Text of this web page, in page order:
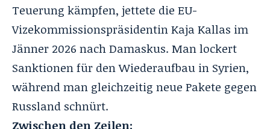
Teuerung kämpfen, jettete die EU-
Vizekommissionspräsidentin Kaja Kallas im
Jänner 2026 nach Damaskus. Man lockert
Sanktionen für den Wiederaufbau in Syrien,
während man gleichzeitig neue Pakete gegen
Russland schnürt.
Zwischen den Zeilen: